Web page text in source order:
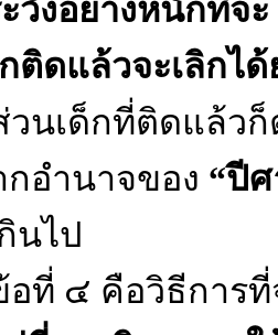
วังอย่างหนักที่จะ
ติดแล้วจะเลิกไ
วนเด็กที่ติดแล้ว
อำนาจของ “ปี
นไป
อที่ ๔ คือวิธีการ